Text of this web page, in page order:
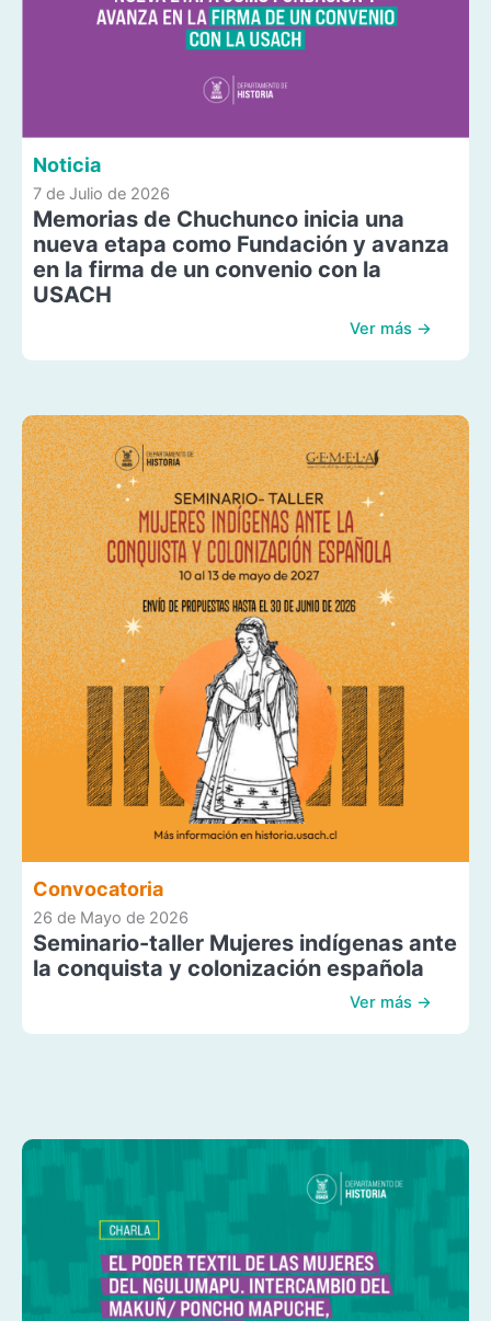
Noticia
7 de Julio de 2026
Memorias de Chuchunco inicia una
nueva etapa como Fundación y avanza
en la firma de un convenio con la
USACH
Ver más →
Convocatoria
26 de Mayo de 2026
Seminario-taller Mujeres indígenas ante
la conquista y colonización española
Ver más →